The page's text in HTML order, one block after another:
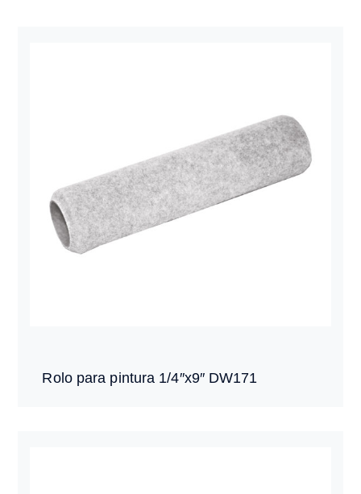
Rolo para pintura 1/4″x9″ DW171